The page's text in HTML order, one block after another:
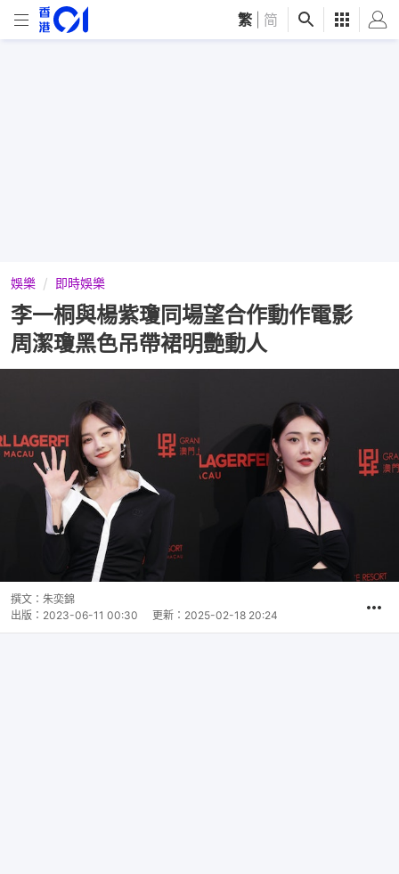
繁 简
娛樂 即時娛樂
李一桐與楊紫瓊同場望合作動作電影
周潔瓊黑色吊帶裙明艷動人
撰文： 朱奕錦
出版： 2023-06-11 00:30 更新： 2025-02-18 20:24